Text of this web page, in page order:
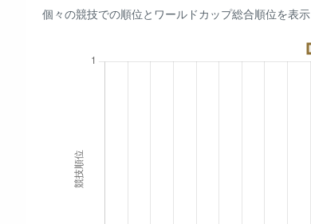
個々の競技での順位とワールドカップ総合順位を表示